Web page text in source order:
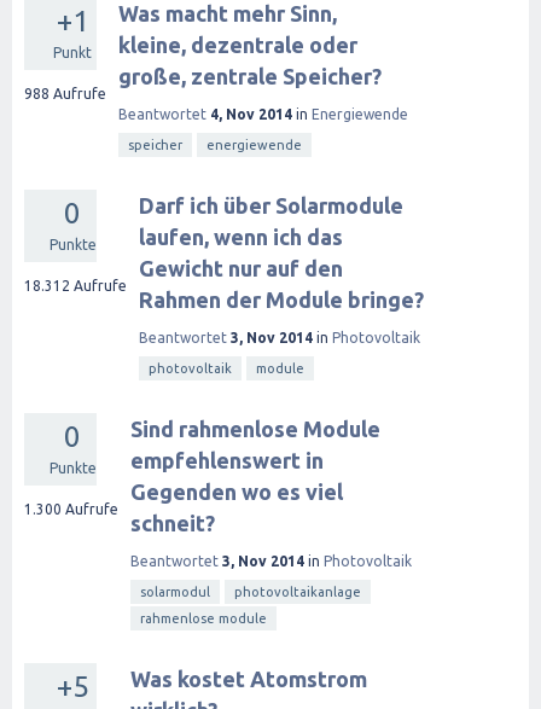
+1
Punkt
988 Aufrufe
Was macht mehr Sinn,
kleine, dezentrale oder
große, zentrale Speicher?
Beantwortet 4, Nov 2014 in Energiewende
speicher energiewende
0
Punkte
18.312 Aufrufe
Darf ich über Solarmodule
laufen, wenn ich das
Gewicht nur auf den
Rahmen der Module bringe?
Beantwortet 3, Nov 2014 in Photovoltaik
photovoltaik module
0
Punkte
1.300 Aufrufe
Sind rahmenlose Module
empfehlenswert in
Gegenden wo es viel
schneit?
Beantwortet 3, Nov 2014 in Photovoltaik
solarmodul
photovoltaikanlage
rahmenlose module
+5
Was kostet Atomstrom